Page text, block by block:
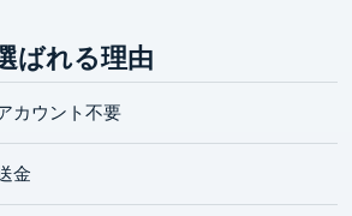
ばれる理由
カウント不要
金